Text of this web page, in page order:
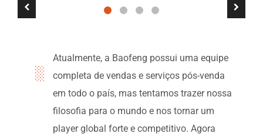
Atualmente, a Baofeng possui uma equipe
completa de vendas e serviços pós-venda
em todo o país, mas tentamos trazer nossa
filosofia para o mundo e nos tornar um
player global forte e competitivo. Agora